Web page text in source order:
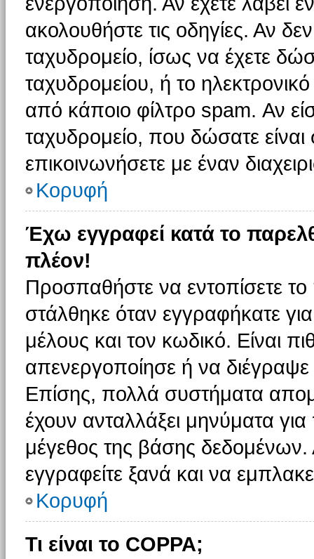
ακολουθήστε τις οδηγίες. Αν
ταχυδρομείο, ίσως να έχετε
ταχυδρομείου, ή το
από κάποιο φίλτρο spam. Αν
ταχυδρομείο, που δώσατε
επικοινωνήσετε με έναν
Κορυφή
Έχω εγγραφεί κατά το
πλέον!
Προσπαθήστε να εντοπίσετε
στάλθηκε όταν εγγραφήκατε
μέλους και τον κωδικό. Είναι
απενεργοποίησε ή να
Επίσης, πολλά συστήματα
έχουν ανταλλάξει μηνύματα
μέγεθος της βάσης
εγγραφείτε ξανά και να
Κορυφή
Τι είναι το COPPA;